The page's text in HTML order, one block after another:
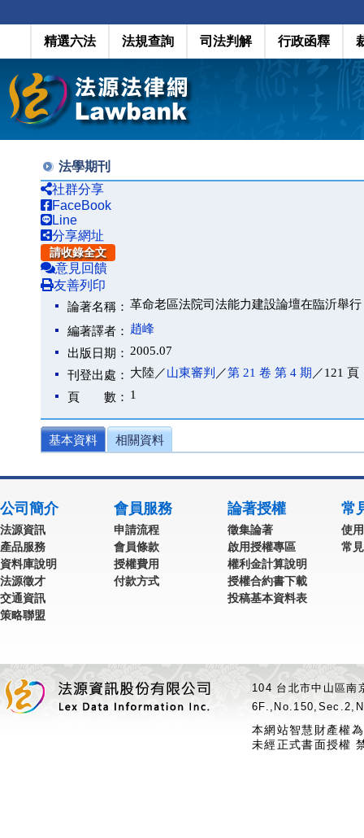
精選六法 法規查詢 司法判解 行政函釋
法學期刊
社群分享
FaceBook
Line
分享網址
請收錄全文
意見回饋
友善列印
論著名稱： 革命老區法院司法能力建設論壇在臨沂舉行
編著譯者： 趙峰
出版日期： 2005.07
刊登出處： 大陸／山東審判 ／第 21 卷 第 4 期 ／121 頁
頁 數： 1
基本資料 相關資料
公司簡介
法源資訊
產品服務
資料庫說明
法源徵才
交通資訊
策略聯盟
會員服務
申請流程
會員條款
授權費用
付款方式
論著授權
徵集論著
啟用授權專區
權利金計算說明
授權合約書下載
投稿基本資料表
常
使
常
104 台北市中山區
本網站智慧財產權
未經正式書面授權